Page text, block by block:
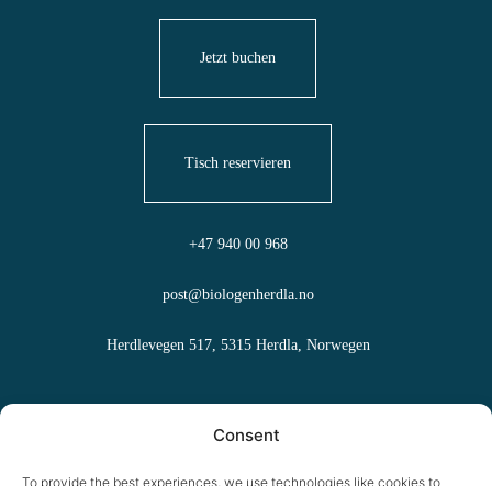
Consent
To provide the best experiences, we use technologies like cookies to
Jetzt buchen
Tisch reservieren
+47 940 00 968
post@biologenherdla.no
Herdlevegen 517, 5315 Herdla, Norwegen